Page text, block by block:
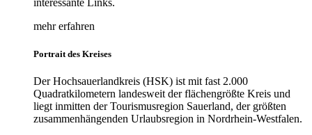
interessante Links.
mehr erfahren
Portrait des Kreises
Der Hochsauerlandkreis (HSK) ist mit fast 2.000
Quadratkilometern landesweit der flächengrößte Kreis und
liegt inmitten der Tourismusregion Sauerland, der größten
zusammenhängenden Urlaubsregion in Nordrhein-Westfalen.